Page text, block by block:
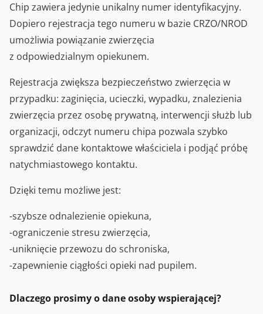
Chip zawiera jedynie unikalny numer identyfikacyjny.
Dopiero rejestracja tego numeru w bazie CRZO/NROD
umożliwia powiązanie zwierzęcia
z odpowiedzialnym opiekunem.
Rejestracja zwiększa bezpieczeństwo zwierzęcia w
przypadku: zaginięcia, ucieczki, wypadku, znalezienia
zwierzęcia przez osobę prywatną, interwencji służb lub
organizacji, odczyt numeru chipa pozwala szybko
sprawdzić dane kontaktowe właściciela i podjąć próbę
natychmiastowego kontaktu.
Dzięki temu możliwe jest:
-szybsze odnalezienie opiekuna,
-ograniczenie stresu zwierzęcia,
-uniknięcie przewozu do schroniska,
-zapewnienie ciągłości opieki nad pupilem.
Dlaczego prosimy o dane osoby wspierającej?